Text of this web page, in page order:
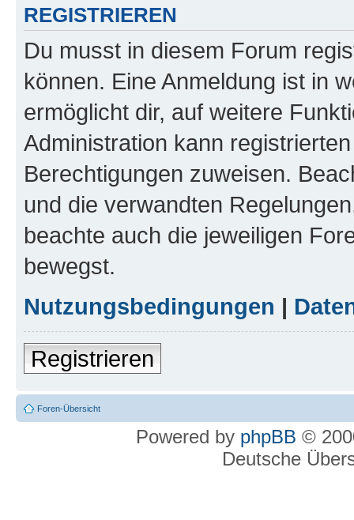
REGISTRIEREN
Du musst in diesem Forum
können. Eine Anmeldung ist in
ermöglicht dir, auf weitere
Administration kann
Berechtigungen zuweisen.
und die verwandten
beachte auch die jeweiligen
bewegst.
Nutzungsbedingungen |
Registrieren
Foren-Übersicht
Powered by phpBB ©
Deutsche